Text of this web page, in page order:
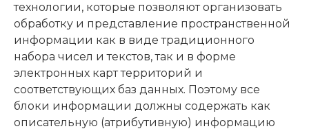
технологии, которые позволяют организовать
обработку и представление пространственной
информации как в виде традиционного
набора чисел и текстов, так и в форме
электронных карт территорий и
соответствующих баз данных. Поэтому все
блоки информации должны содержать как
описательную (атрибутивную) информацию